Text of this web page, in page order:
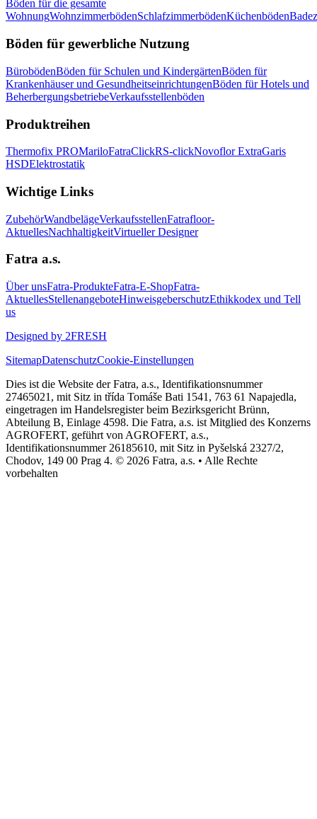
Böden für die gesamte
WohnungWohnzimmerbödenSchlafzimmerbödenKüchenböden
Böden für gewerbliche Nutzung
BürobödenBöden für Schulen und KindergärtenBöden für
Krankenhäuser und GesundheitseinrichtungenBöden für Hotels und
BeherbergungsbetriebeVerkaufsstellenböden
Produktreihen
Thermofix PROMariloFatraClickRS-clickNovoflor ExtraGaris
HSDElektrostatik
Wichtige Links
ZubehörWandbelägeVerkaufsstellenFatrafloor-
AktuellesNachhaltigkeitVirtueller Designer
Fatra a.s.
Über unsFatra-ProdukteFatra-E-ShopFatra-
AktuellesStellenangeboteHinweisgeberschutzEthikkodex und Tell
us
Designed by 2FRESH
SitemapDatenschutzCookie-Einstellungen
Dies ist die Website der Fatra, a.s., Identifikationsnummer
27465021, mit Sitz in třída Tomáše Bati 1541, 763 61 Napajedla,
eingetragen im Handelsregister beim Bezirksgericht Brünn,
Abteilung B, Einlage 4598. Die Fatra, a.s. ist Mitglied des Konzerns
AGROFERT, geführt von AGROFERT, a.s.,
Identifikationsnummer 26185610, mit Sitz in Pyšelská 2327/2,
Chodov, 149 00 Prag 4. © 2026 Fatra, a.s. • Alle Rechte
vorbehalten